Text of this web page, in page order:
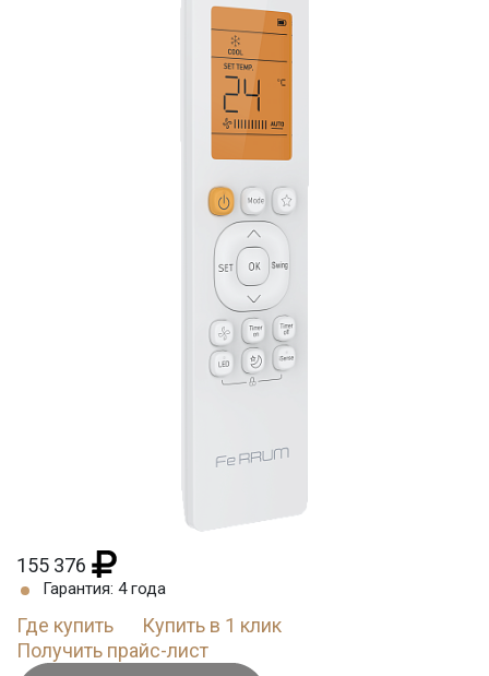
155 376
Гарантия: 4 года
Где купить
Купить в 1 клик
Получить прайс-лист